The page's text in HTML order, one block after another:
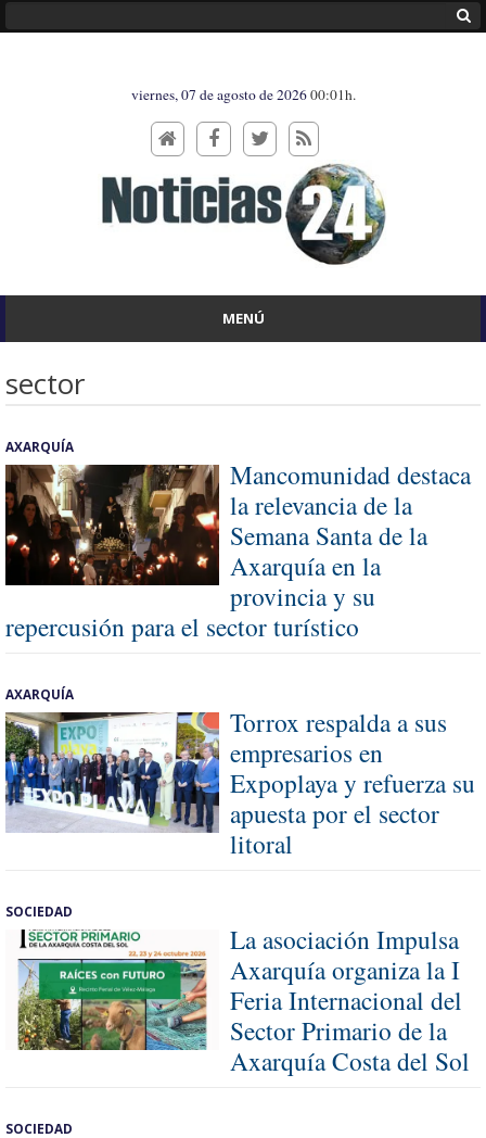
viernes, 07 de agosto de 202600:01h.
MENÚ
sector
AXARQUÍA
Mancomunidad destaca
la relevancia de la
Semana Santa de la
Axarquía en la
provincia y su
repercusión para el sector turístico
AXARQUÍA
Torrox respalda a sus
empresarios en
Expoplaya y refuerza su
apuesta por el sector
litoral
SOCIEDAD
La asociación Impulsa
Axarquía organiza la I
Feria Internacional del
Sector Primario de la
Axarquía Costa del Sol
SOCIEDAD